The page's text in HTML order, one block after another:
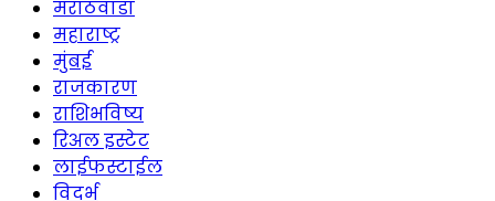
मराठवाडा
महाराष्ट्र
मुंबई
राजकारण
राशिभविष्य
रिअल इस्टेट
लाईफस्टाईल
विदर्भ